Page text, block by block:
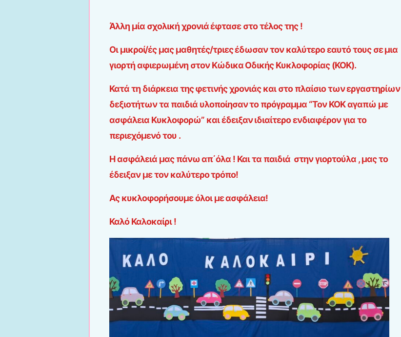
Άλλη μία σχολική χρονιά έφτασε στο τέλος της !
Οι μικροί/ές μας μαθητές/τριες έδωσαν τον καλύτερο εαυτό τους σε μια
γιορτή αφιερωμένη στον Κώδικα Οδικής Κυκλοφορίας (ΚΟΚ).
Κατά τη διάρκεια της φετινής χρονιάς και στο πλαίσιο των εργαστηρίων
δεξιοτήτων τα παιδιά υλοποίησαν το πρόγραμμα “Τον ΚΟΚ αγαπώ με
ασφάλεια Κυκλοφορώ” και έδειξαν ιδιαίτερο ενδιαφέρον για το
περιεχόμενό του .
Η ασφάλειά μας πάνω απ΄όλα ! Και τα παιδιά στην γιορτούλα , μας το
έδειξαν με τον καλύτερο τρόπο!
Ας κυκλοφορήσουμε όλοι με ασφάλεια!
Καλό Καλοκαίρι !